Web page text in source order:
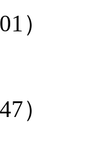
）
）